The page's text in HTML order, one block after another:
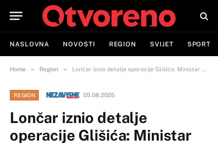
NASLOVNA NOVOSTI REGION SVIJET SPORT
Home » Region » Lončar iznio detalje operacije Glišića: Ministar na respiratoru
REGION 05.08.2025
Lončar iznio detalje
operacije Glišića: Ministar